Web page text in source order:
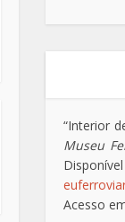
“Interior
Museu
Acesso